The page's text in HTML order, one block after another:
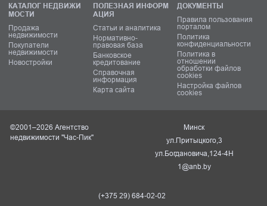
КАТАЛОГ НЕДВИЖИ
МОСТИ
Продажа
недвижимости
Покупатели
недвижимости
Новостройки
ПОЛЕЗНАЯ ИНФОРМ
АЦИЯ
Статьи и аналитика
Нормативно-
правовая база
Банковское
кредитование
Справочная
информация
Карта сайта
ДОКУМЕНТЫ
Правила пользования
порталом
Политика
конфиденциальности
Политика в
отношении
обработки файлов
cookies
Настройка файлов
cookies
©2001–2026 Агентство
недвижимости "Час-Пик"
Минск
ул.Притыцкого,3
ул.Богдановича,124-4Н
1@anb.by
(+375 29) 684-02-02